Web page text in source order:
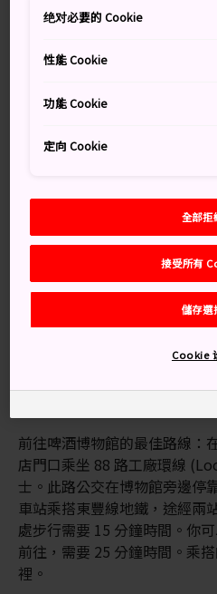
旁邊就是同樣宏偉大氣的北海
裡暢飲現釀生啤，品嘗北海道
驗在德國慕尼克的啤酒節上才
別錯過
行程結束時品嘗啤酒
大快朵頤的烤肉大餐
售賣個性襯衫、啤酒杯
你可以從札幌車站
或該地區
前往啤酒博物館的最佳路線：
店門口乘坐 88 路工廠環線
士。此路公交在博物館旁邊停
車站乘搭東豐線地鐵，途經兩
處步行需要 15 分鐘時間。你
前往，需要 25 分鐘時間。乘
裡。
绝对必要的 Cookie
性能 Cookie
功能 Cookie
定向 Cookie
全部拒
接受所有
儲存選
Cookie